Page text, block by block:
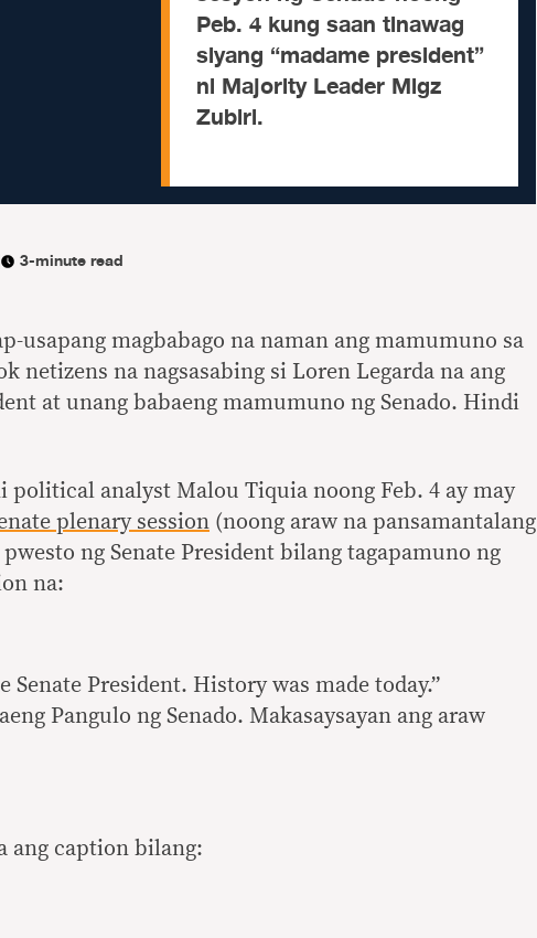
Peb. 4 kung saan tinawag
siyang “madame president”
ni Majority Leader Migz
Zubiri.
3-minute read
usapang magbabago na naman ang mamumuno sa
netizens na nagsasabing si Loren Legarda na ang
at unang babaeng mamumuno ng Senado. Hindi
political analyst Malou Tiquia noong Feb. 4 ay may
plenary session (noong araw na pansamantalang
ng Senate President bilang tagapamuno ng
na:
Senate President. History was made today.”
Pangulo ng Senado. Makasaysayan ang araw
ang caption bilang: